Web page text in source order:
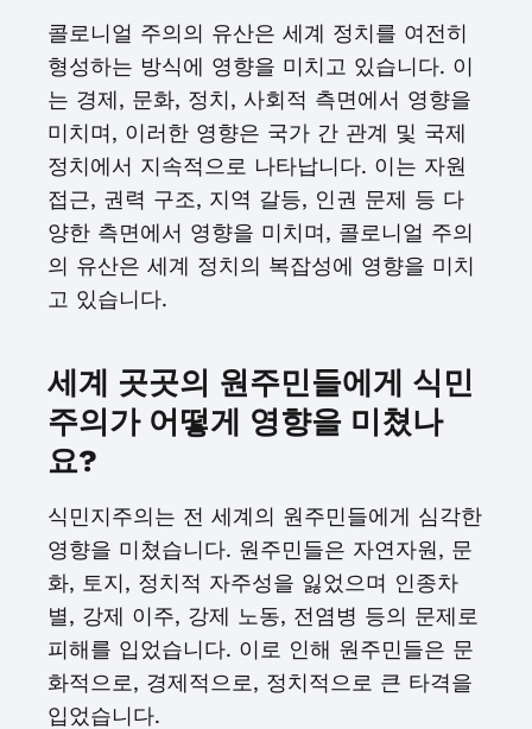
콜로니얼 주의의 유산은 세계 정치를 여전히
형성하는 방식에 영향을 미치고 있습니다. 이
는 경제, 문화, 정치, 사회적 측면에서 영향을
미치며, 이러한 영향은 국가 간 관계 및 국제
정치에서 지속적으로 나타납니다. 이는 자원
접근, 권력 구조, 지역 갈등, 인권 문제 등 다
양한 측면에서 영향을 미치며, 콜로니얼 주의
의 유산은 세계 정치의 복잡성에 영향을 미치
고 있습니다.
세계 곳곳의 원주민들에게 식민
주의가 어떻게 영향을 미쳤나
요?
식민지주의는 전 세계의 원주민들에게 심각한
영향을 미쳤습니다. 원주민들은 자연자원, 문
화, 토지, 정치적 자주성을 잃었으며 인종차
별, 강제 이주, 강제 노동, 전염병 등의 문제로
피해를 입었습니다. 이로 인해 원주민들은 문
화적으로, 경제적으로, 정치적으로 큰 타격을
입었습니다.